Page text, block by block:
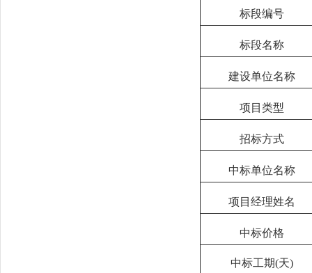
标段编号
标段名称
建设单位名称
项目类型
招标方式
中标单位名称
项目经理姓名
中标价格
中标工期(天)